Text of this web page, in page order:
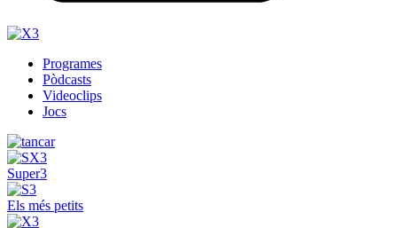
Programes
Pòdcasts
Videoclips
Jocs
Super3
Els més petits